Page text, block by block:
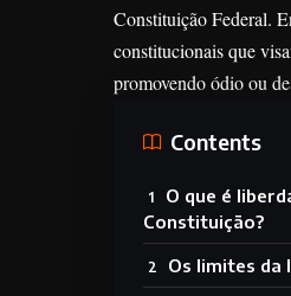
Constituição Federal.
constitucionais que
promovendo ódio ou
Contents
O que é
Constituição?
Os limites da